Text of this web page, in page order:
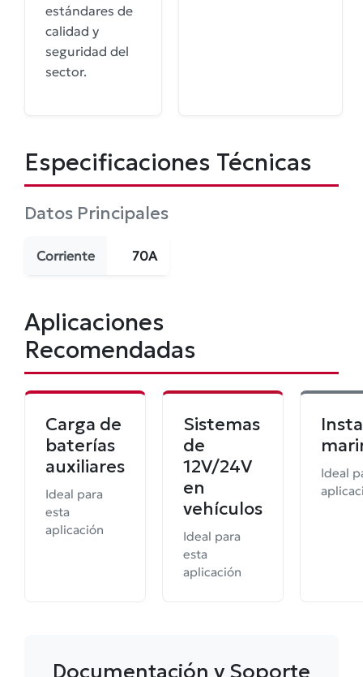
estándares de
calidad y
seguridad del
sector.
Especificaciones Técnicas
Datos Principales
Corriente 70A
Aplicaciones
Recomendadas
Carga de
baterías
auxiliares
Ideal para
esta
aplicación
Sistemas
de
12V/24V
en
vehículos
Ideal para
esta
aplicación
Ideal
Documentación y Soporte